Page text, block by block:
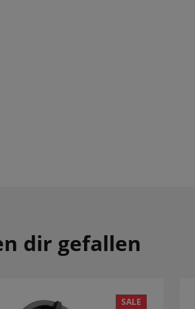
dir gefallen
SALE